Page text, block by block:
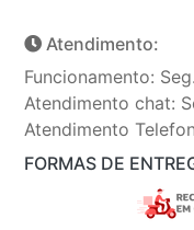
Atendimento:
Funcionamento:
Atendimento chat:
Atendimento
FORMAS DE